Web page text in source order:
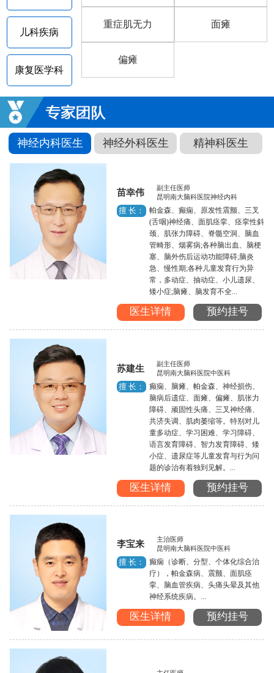
儿科疾病
康复医学科
重症肌无力 面瘫
偏瘫
神经内科医生 神经外科医生 精神科医生
苗幸伟
副主任医师
昆明南大脑科医院神经内科
擅 长：
帕金森、癫痫、原发性震颤、三叉
(舌咽)神经痛、面肌痉挛、痉挛性斜
颈、肌张力障碍、脊髓空洞、脑血
管畸形、烟雾病;各种脑出血、脑梗
塞、脑外伤后运动功能障碍;脑炎
急、慢性期;各种儿童发育行为异
常，多动症、抽动症、小儿遗尿、
矮小症;脑瘫、脑发育不全...
医生详情 预约挂号
苏建生
副主任医师
昆明南大脑科医院中医科
擅 长：
癫痫、脑瘫、帕金森、神经损伤、
脑病后遗症、面瘫、偏瘫、肌张力
障碍、顽固性头痛、三叉神经痛、
共济失调、肌肉萎缩等。特别对儿
童多动症、学习困难、学习障碍、
语言发育障碍、智力发育障碍、矮
小症、遗尿症等儿童发育与行为问
题的诊治有着独到见解。...
医生详情 预约挂号
李宝来
主治医师
昆明南大脑科医院中医科
擅 长：
癫痫（诊断、分型、个体化综合治
疗），帕金森病、震颤、面肌痉
挛、脑血管疾病、头痛头晕及其他
神经系统疾病。...
医生详情 预约挂号